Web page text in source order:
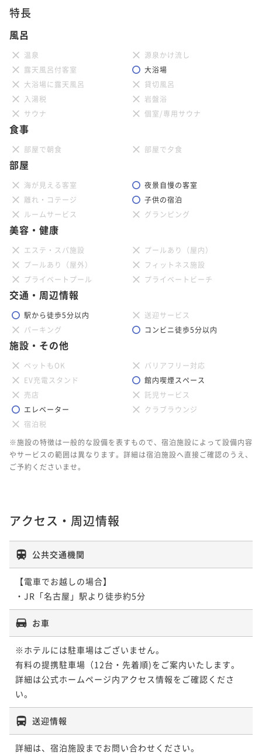
特長
風呂
温泉
源泉かけ流し
露天風呂付客室
大浴場
大浴場に露天風呂
貸切風呂
入湯税
岩盤浴
サウナ
個室/専用サウナ
食事
部屋で朝食 部屋で夕食
部屋
海が見える客室
夜景自慢の客室
離れ・コテージ
子供の宿泊
ルームサービス
グランピング
美容・健康
エステ・スパ施設
プールあり（屋内）
プールあり（屋外）
フィットネス施設
プライベートプール
プライベートビーチ
交通・周辺情報
駅から徒歩5分以内
送迎サービス
パーキング
コンビニ徒歩5分以内
施設・その他
ペットもOK
バリアフリー対応
EV充電スタンド
館内喫煙スペース
売店
託児サービス
エレベーター
クラブラウンジ
宿泊税
※施設の特徴は一般的な設備を表すもので、宿泊施設によって設備内容
やサービスの範囲は異なります。詳細は宿泊施設へ直接ご確認のうえ、
ご予約くださいませ。
アクセス・周辺情報
公共交通機関
【電車でお越しの場合】
・JR「名古屋」駅より徒歩約5分
お車
※ホテルには駐車場はございません。
有料の提携駐車場（12台・先着順)をご案内いたします。
詳細は公式ホームページ内アクセス情報をご確認くださ
い。
送迎情報
詳細は、宿泊施設までお問い合わせください。